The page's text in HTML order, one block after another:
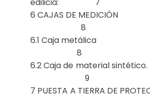
6 CAJAS DE
8
6.1 Caja
8
6.2 Caja de material
9
7 PUESTA A TIERRA DE